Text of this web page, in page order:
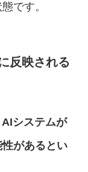
です。
反映される
AIシステムが
があるとい